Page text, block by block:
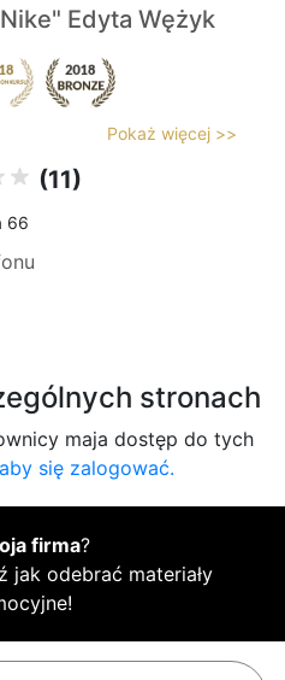
Edyta Wężyk
Pokaż więcej >>
(11)
66
stronach
maja dostęp do tych
się zalogować.
firma?
jak odebrać materiały